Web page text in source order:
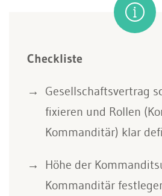
Checkliste
Gesellschaftsvertrag
fixieren und Rollen
Kommanditär) klar
Höhe der
Kommanditär